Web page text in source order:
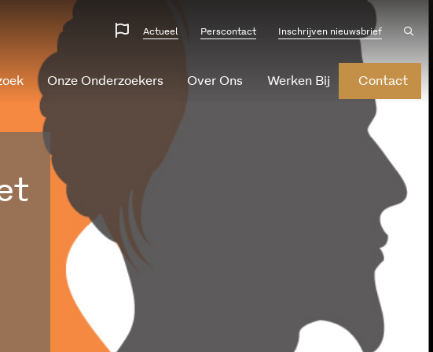
Website
Actueel Perscontact Inschrijven nieuwsbrief
Onze Onderzoekers Over Ons Werken Bij Contact